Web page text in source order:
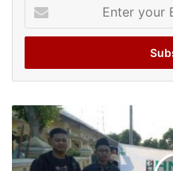
your
Email